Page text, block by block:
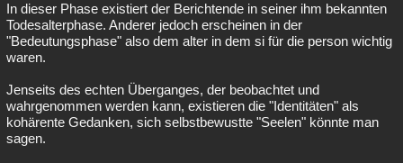
In dieser Phase existiert der Berichtende in seiner ihm bekannten
Todesalterphase. Anderer jedoch erscheinen in der
"Bedeutungsphase" also dem alter in dem si für die person wichtig
waren.
Jenseits des echten Überganges, der beobachtet und
wahrgenommen werden kann, existieren die "Identitäten" als
kohärente Gedanken, sich selbstbewustte "Seelen" könnte man
sagen.